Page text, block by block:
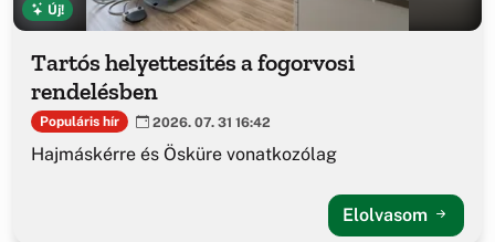
Új!
Tartós helyettesítés a fogorvosi
rendelésben
Populáris hír 2026. 07. 31 16:42
Hajmáskérre és Ösküre vonatkozólag
Elolvasom